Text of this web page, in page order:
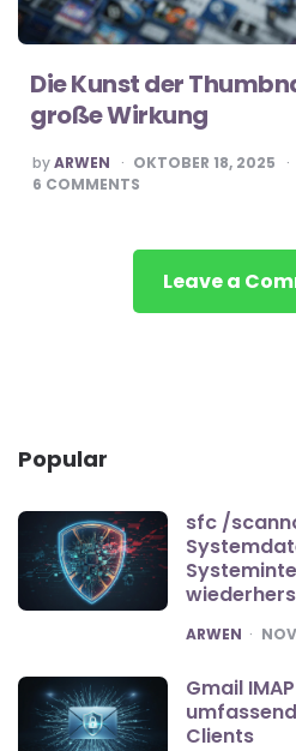
Die Kunst der
große Wirkung
POSTED
BY
byARWEN OKTOBER 18, 2025
6 COMMENTS
Leave a
Popular
sfc /
POSTED
ARWEN
Gmail
Clients